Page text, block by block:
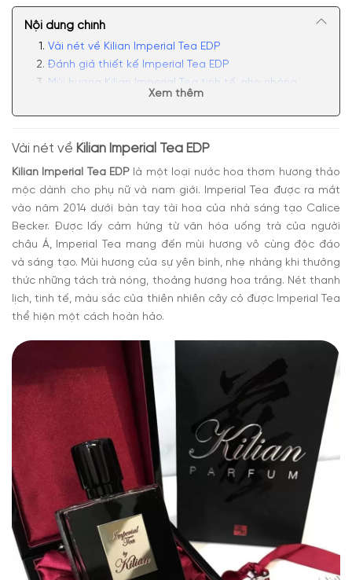
Nội dung chính
Vài nét về Kilian Imperial Tea EDP
Đánh giá thiết kế Imperial Tea EDP
Mùi hương Kilian Imperial Tea tinh tế, nhẹ nhàng
Xem thêm
Vài nét về Kilian Imperial Tea EDP
Kilian Imperial Tea EDP là một loại nước hoa thơm hương thảo
mộc dành cho phụ nữ và nam giới. Imperial Tea được ra mắt
vào năm 2014 dưới bàn tay tài hoa của nhà sáng tạo Calice
Becker. Được lấy cảm hứng từ văn hóa uống trà của người
châu Á, Imperial Tea mang đến mùi hương vô cùng độc đáo
và sáng tạo. Mùi hương của sự yên bình, nhẹ nhàng khi thưởng
thức những tách trà nóng, thoảng hương hoa trắng. Nét thanh
lịch, tinh tế, màu sắc của thiên nhiên cây cỏ được Imperial Tea
thể hiện một cách hoàn hảo.